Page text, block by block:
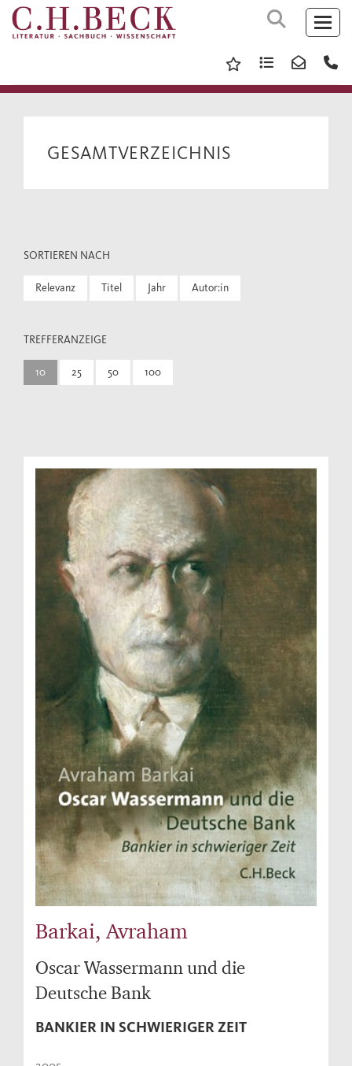
GESAMTVERZEICHNIS
SORTIEREN NACH
Relevanz Titel Jahr Autor:in
TREFFERANZEIGE
10 25 50 100
Barkai, Avraham
Oscar Wassermann und die
Deutsche Bank
BANKIER IN SCHWIERIGER ZEIT